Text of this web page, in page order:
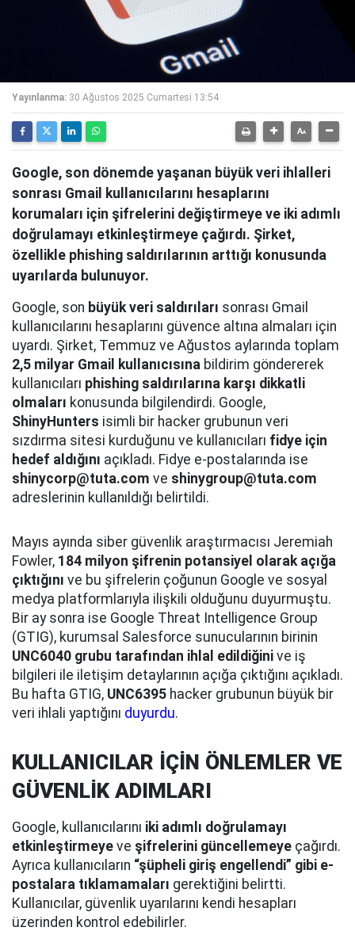
Yayınlanma: 30 Ağustos 2025 Cumartesi 13:54
Google, son dönemde yaşanan büyük veri ihlalleri
sonrası Gmail kullanıcılarını hesaplarını
korumaları için şifrelerini değiştirmeye ve iki adımlı
doğrulamayı etkinleştirmeye çağırdı. Şirket,
özellikle phishing saldırılarının arttığı konusunda
uyarılarda bulunuyor.
Google, son büyük veri saldırıları sonrası Gmail
kullanıcılarını hesaplarını güvence altına almaları için
uyardı. Şirket, Temmuz ve Ağustos aylarında toplam
2,5 milyar Gmail kullanıcısına bildirim göndererek
kullanıcıları phishing saldırılarına karşı dikkatli
olmaları konusunda bilgilendirdi. Google,
ShinyHunters isimli bir hacker grubunun veri
sızdırma sitesi kurduğunu ve kullanıcıları fidye için
hedef aldığını açıkladı. Fidye e-postalarında ise
shinycorp@tuta.com ve shinygroup@tuta.com
adreslerinin kullanıldığı belirtildi.
Mayıs ayında siber güvenlik araştırmacısı Jeremiah
Fowler, 184 milyon şifrenin potansiyel olarak açığa
çıktığını ve bu şifrelerin çoğunun Google ve sosyal
medya platformlarıyla ilişkili olduğunu duyurmuştu.
Bir ay sonra ise Google Threat Intelligence Group
(GTIG), kurumsal Salesforce sunucularının birinin
UNC6040 grubu tarafından ihlal edildiğini ve iş
bilgileri ile iletişim detaylarının açığa çıktığını açıkladı.
Bu hafta GTIG, UNC6395 hacker grubunun büyük bir
veri ihlali yaptığını duyurdu.
KULLANICILAR İÇİN ÖNLEMLER VE
GÜVENLİK ADIMLARI
Google, kullanıcılarını iki adımlı doğrulamayı
etkinleştirmeye ve şifrelerini güncellemeye çağırdı.
Ayrıca kullanıcıların “şüpheli giriş engellendi” gibi e-
postalara tıklamamaları gerektiğini belirtti.
Kullanıcılar, güvenlik uyarılarını kendi hesapları
üzerinden kontrol edebilirler.